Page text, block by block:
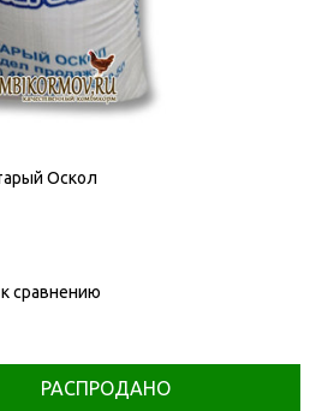
Оскол
сравнению
РАСПРОДАНО